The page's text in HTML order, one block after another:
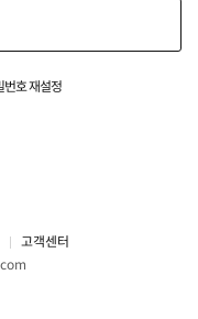
번호 재설정
고객센터